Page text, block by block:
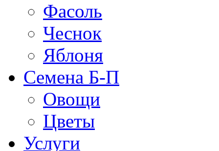
Фасоль
Чеснок
Яблоня
Семена Б-П
Овощи
Цветы
Услуги